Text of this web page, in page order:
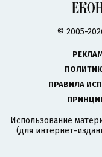
© 2005-
ПРАВИЛА
Использование
(для интернет-